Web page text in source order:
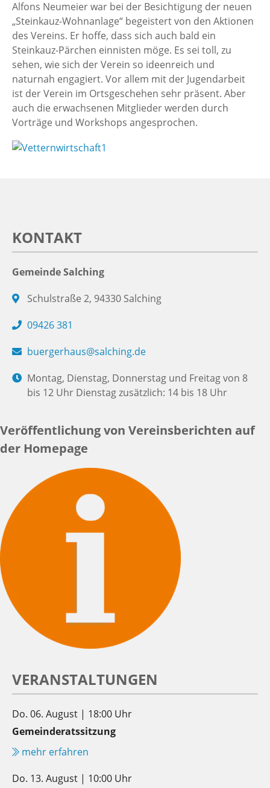
Alfons Neumeier war bei der Besichtigung der neuen
„Steinkauz-Wohnanlage“ begeistert von den Aktionen
des Vereins. Er hoffe, dass sich auch bald ein
Steinkauz-Pärchen einnisten möge. Es sei toll, zu
sehen, wie sich der Verein so ideenreich und
naturnah engagiert. Vor allem mit der Jugendarbeit
ist der Verein im Ortsgeschehen sehr präsent. Aber
auch die erwachsenen Mitglieder werden durch
Vorträge und Workshops angesprochen.
KONTAKT
Gemeinde Salching
Schulstraße 2, 94330 Salching
09426 381
buergerhaus@salching.de
Montag, Dienstag, Donnerstag und Freitag von 8
bis 12 Uhr Dienstag zusätzlich: 14 bis 18 Uhr
Veröffentlichung von Vereinsberichten auf
der Homepage
VERANSTALTUNGEN
Do. 06. August | 18:00 Uhr
Gemeinderatssitzung
mehr erfahren
Do. 13. August | 10:00 Uhr